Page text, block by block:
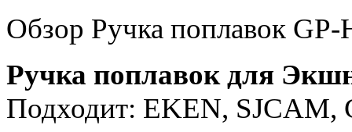
Обзор Ручка поплавок
Ручка поплавок для
Подходит: EKEN, SJCAM,